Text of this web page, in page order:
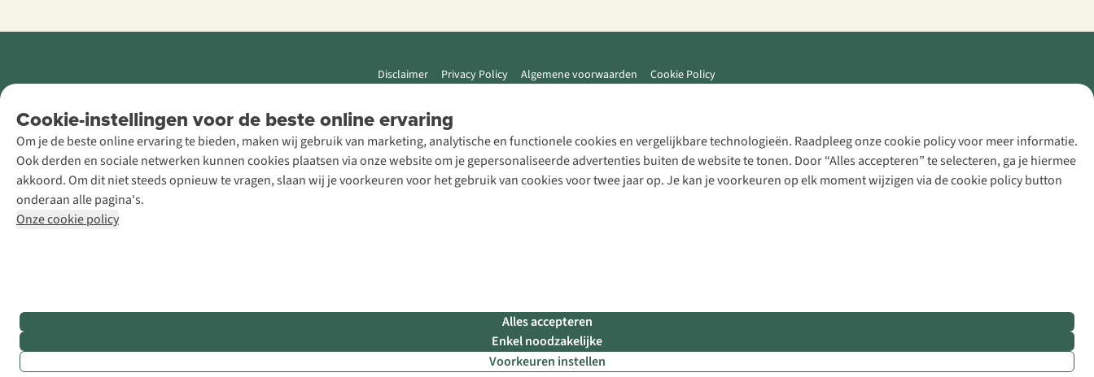
Cookie-instellingen voor de beste online ervaring
Om je de beste online ervaring te bieden, maken wij gebruik van marketing, analytische en functionele cookies en vergelijkbare technologieën. Raadpleeg onze cookie policy voor meer informatie.
Ook derden en sociale netwerken kunnen cookies plaatsen via onze website om je gepersonaliseerde advertenties buiten de website te tonen. Door “Alles accepteren” te selecteren, ga je hiermee
akkoord. Om dit niet steeds opnieuw te vragen, slaan wij je voorkeuren voor het gebruik van cookies voor twee jaar op. Je kan je voorkeuren op elk moment wijzigen via de cookie policy button
onderaan alle pagina's.
Onze cookie policy
Alles accepteren
Enkel noodzakelijke
Voorkeuren instellen
Disclaimer Privacy Policy Algemene voorwaarden Cookie Policy
Retail Concepts
NV,
Smallandlaan
9, B-2660
Hoboken
+32 (0)3 828
30 15